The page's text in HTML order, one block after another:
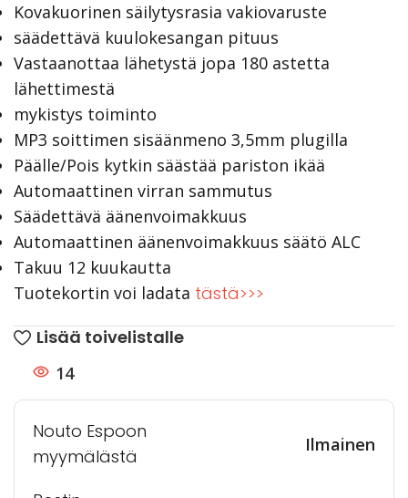
Kovakuorinen säilytysrasia vakiovaruste
säädettävä kuulokesangan pituus
Vastaanottaa lähetystä jopa 180 astetta
lähettimestä
mykistys toiminto
MP3 soittimen sisäänmeno 3,5mm plugilla
Päälle/Pois kytkin säästää pariston ikää
Automaattinen virran sammutus
Säädettävä äänenvoimakkuus
Automaattinen äänenvoimakkuus säätö ALC
Takuu 12 kuukautta
Tuotekortin voi ladata tästä>>>
Lisää toivelistalle
14
Nouto Espoon
myymälästä
Ilmainen